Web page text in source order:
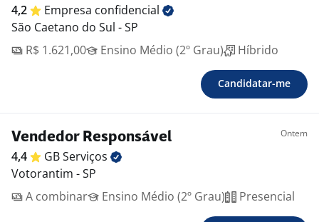
4,2 Empresa confidencial
São Caetano do Sul - SP
R$ 1.621,00
Ensino Médio (2º Grau) Híbrido
Candidatar-me
Vendedor Responsável Ontem
4,4 GBServiços
Votorantim - SP
A combinar
Ensino Médio (2º Grau) Presencial